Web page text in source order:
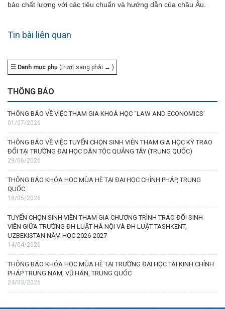
bảo chất lượng với các tiêu chuẩn và hướng dẫn của châu Âu.
Tin bài liên quan
☰ Danh mục phụ (trượt sang phải → )
THÔNG BÁO
THÔNG BÁO VỀ VIỆC THAM GIA KHOÁ HỌC “LAW AND ECONOMICS’
01/07/2026
THÔNG BÁO VỀ VIỆC TUYỂN CHỌN SINH VIÊN THAM GIA HỌC KỲ TRAO
ĐỔI TẠI TRƯỜNG ĐẠI HỌC DÂN TỘC QUẢNG TÂY (TRUNG QUỐC)
29/06/2026
THÔNG BÁO KHÓA HỌC MÙA HÈ TẠI ĐẠI HỌC CHÍNH PHÁP, TRUNG
QUỐC
18/05/2026
TUYỂN CHỌN SINH VIÊN THAM GIA CHƯƠNG TRÌNH TRAO ĐỔI SINH
VIÊN GIỮA TRƯỜNG ĐH LUẬT HÀ NỘI VÀ ĐH LUẬT TASHKENT,
UZBEKISTAN NĂM HỌC 2026-2027
14/04/2026
THÔNG BÁO KHÓA HỌC MÙA HÈ TẠI TRƯỜNG ĐẠI HỌC TÀI KINH CHÍNH
PHÁP TRUNG NAM, VŨ HÁN, TRUNG QUỐC
24/03/2026